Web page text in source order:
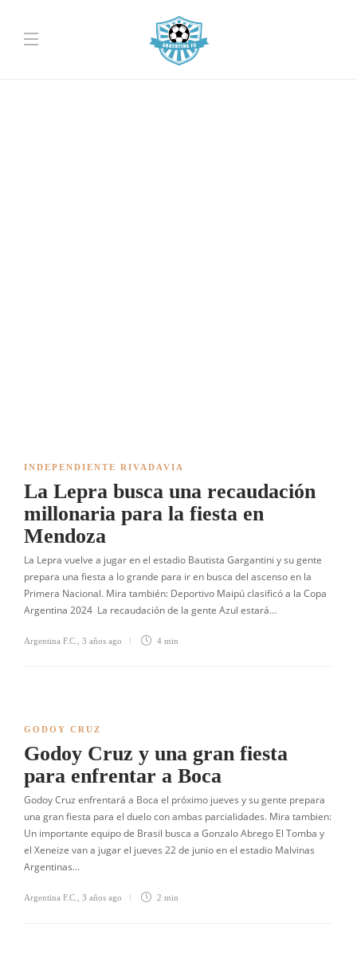
INDEPENDIENTE RIVADAVIA
La Lepra busca una recaudación
millonaria para la fiesta en
Mendoza
La Lepra vuelve a jugar en el estadio Bautista Gargantini y su gente
prepara una fiesta a lo grande para ir en busca del ascenso en la
Primera Nacional. Mira también: Deportivo Maipú clasificó a la Copa
Argentina 2024 La recaudación de la gente Azul estará…
Argentina F.C. 3 años ago 4 min
GODOY CRUZ
Godoy Cruz y una gran fiesta
para enfrentar a Boca
Godoy Cruz enfrentará a Boca el próximo jueves y su gente prepara
una gran fiesta para el duelo con ambas parcialidades. Mira tambien:
Un importante equipo de Brasil busca a Gonzalo Abrego El Tomba y
el Xeneize van a jugar el jueves 22 de junio en el estadio Malvinas
Argentinas…
Argentina F.C. 3 años ago 2 min